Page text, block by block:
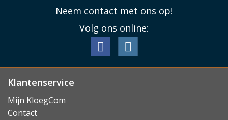
Neem contact met ons op!
Volg ons online:
Klantenservice
Mijn KloegCom
Contact